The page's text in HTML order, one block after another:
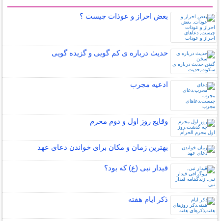
بعض احراز و عوذات چیست ؟
حدیث درباره ی کم گویی و گزیده گویی
ادعیه مجرب
وقایع روز اول و دوم محرم
بهترین زمان و مکان برای خواندن دعای عهد
قیدار نبی (ع) که بود؟
ذکر ایام هفته